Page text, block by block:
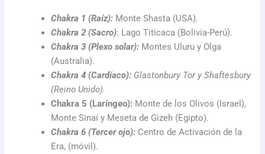
Chakra 1 (Raíz): Monte Shasta (USA).
Chakra 2 (Sacro): Lago Titicaca (Bolivia-Perú).
Chakra 3 (Plexo solar): Montes Uluru y Olga
(Australia).
Chakra 4 (Cardíaco): Glastonbury Tor y Shaftesbury
(Reino Unido).
Chakra 5 (Laríngeo): Monte de los Olivos (Israel),
Monte Sinaí y Meseta de Gizeh (Egipto).
Chakra 6 (Tercer ojo): Centro de Activación de la
Era, (móvil).